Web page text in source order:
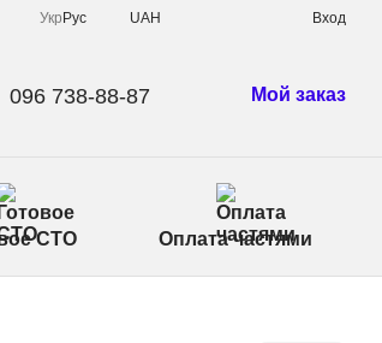
Укр Рус UAH Вход
096 738-88-87 Мой заказ
СТО Оплата частями